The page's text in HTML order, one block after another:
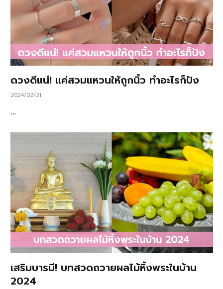
ดวงดีแน่! แค่สวมแหวนให้ถูกนิ้ว ทำอะไรก็ปัง
2024/02/21
…
เสริมบารมี! บทสวดถวายผลไม้หิ้งพระในบ้าน
2024